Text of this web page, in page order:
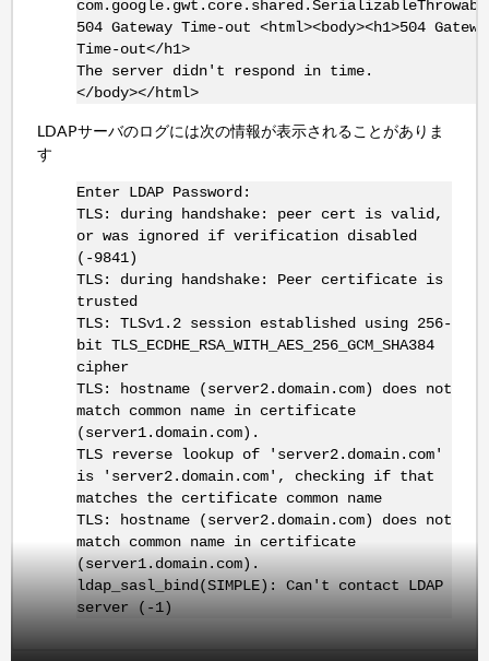
504 Gateway Time-out <html><body><h1>504
Time-out</h1>
The server didn't respond in time.
</body></html>
LDAPサーバのログには次の情報が表示されることがありま
す
Enter LDAP Password:
TLS: during handshake: peer cert is valid,
or was ignored if verification disabled
(-9841)
TLS: during handshake: Peer certificate is
trusted
TLS: TLSv1.2 session established using 256-
bit TLS_ECDHE_RSA_WITH_AES_256_GCM_SHA384
cipher
TLS: hostname (server2.domain.com) does not
match common name in certificate
(server1.domain.com).
TLS reverse lookup of 'server2.domain.com'
is 'server2.domain.com', checking if that
matches the certificate common name
TLS: hostname (server2.domain.com) does not
match common name in certificate
(server1.domain.com).
ldap_sasl_bind(SIMPLE): Can't contact LDAP
server (-1)